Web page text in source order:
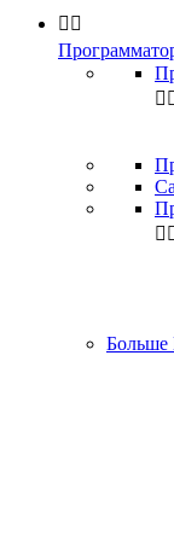
 


Больше